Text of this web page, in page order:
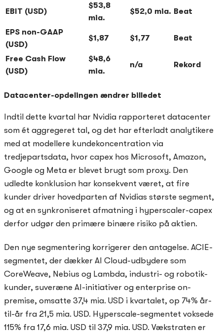
EBIT (USD)
$53,8
mia.
$52,0 mia. Beat
EPS non-GAAP
(USD)
$1,87 $1,77 Beat
Free Cash Flow
(USD)
$48,6
mia.
n/a Rekord
Datacenter-opdelingen ændrer billedet
Indtil dette kvartal har Nvidia rapporteret datacenter
som ét aggregeret tal, og det har efterladt analytikere
med at modellere kundekoncentration via
tredjepartsdata, hvor capex hos Microsoft, Amazon,
Google og Meta er blevet brugt som proxy. Den
udledte konklusion har konsekvent været, at fire
kunder driver hovedparten af Nvidias største segment,
og at en synkroniseret afmatning i hyperscaler-capex
derfor udgør den primære binære risiko på aktien.
Den nye segmentering korrigerer den antagelse. ACIE-
segmentet, der dækker AI Cloud-udbydere som
CoreWeave, Nebius og Lambda, industri- og robotik-
kunder, suveræne AI-initiativer og enterprise on-
premise, omsatte 37,4 mia. USD i kvartalet, op 74% år-
til-år fra 21,5 mia. USD. Hyperscale-segmentet voksede
115% fra 17,6 mia. USD til 37,9 mia. USD. Vækstraten er